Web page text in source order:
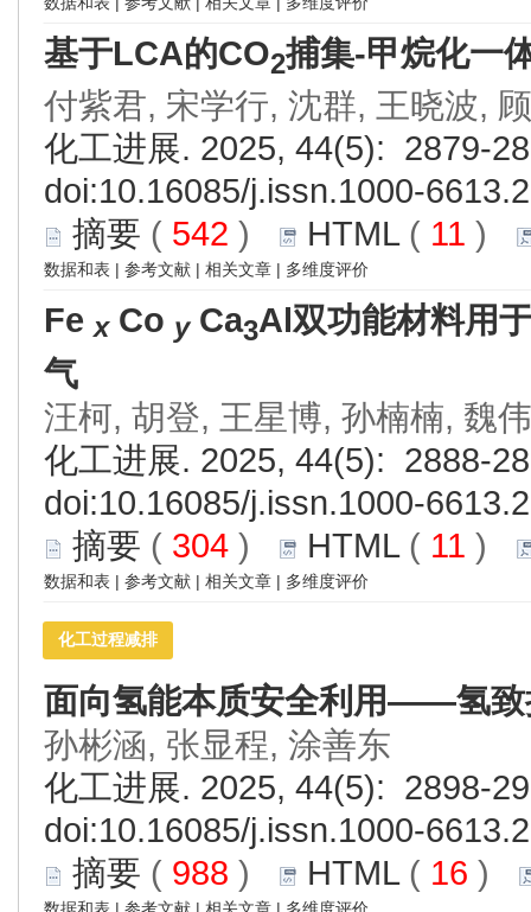
基于LCA的CO2捕集-甲烷化一
付紫君, 宋学行, 沈群, 王晓波,
化工进展. 2025, 44(5): 2879-
doi:10.16085/j.issn.1000-
摘要 ( 542 ) HTML( 11 )
数据和表 | 参考文献 | 相关文章 | 多维度评价
Fe xCo yCa3Al双功能材料用
气
汪柯, 胡登, 王星博, 孙楠楠, 魏伟
化工进展. 2025, 44(5): 2888-
doi:10.16085/j.issn.1000-
摘要 ( 304 ) HTML( 11 )
数据和表 | 参考文献 | 相关文章 | 多维度评价
化工过程减排
面向氢能本质安全利用——氢致
孙彬涵, 张显程, 涂善东
化工进展. 2025, 44(5): 2898-
doi:10.16085/j.issn.1000-
摘要 ( 988 ) HTML( 16 )